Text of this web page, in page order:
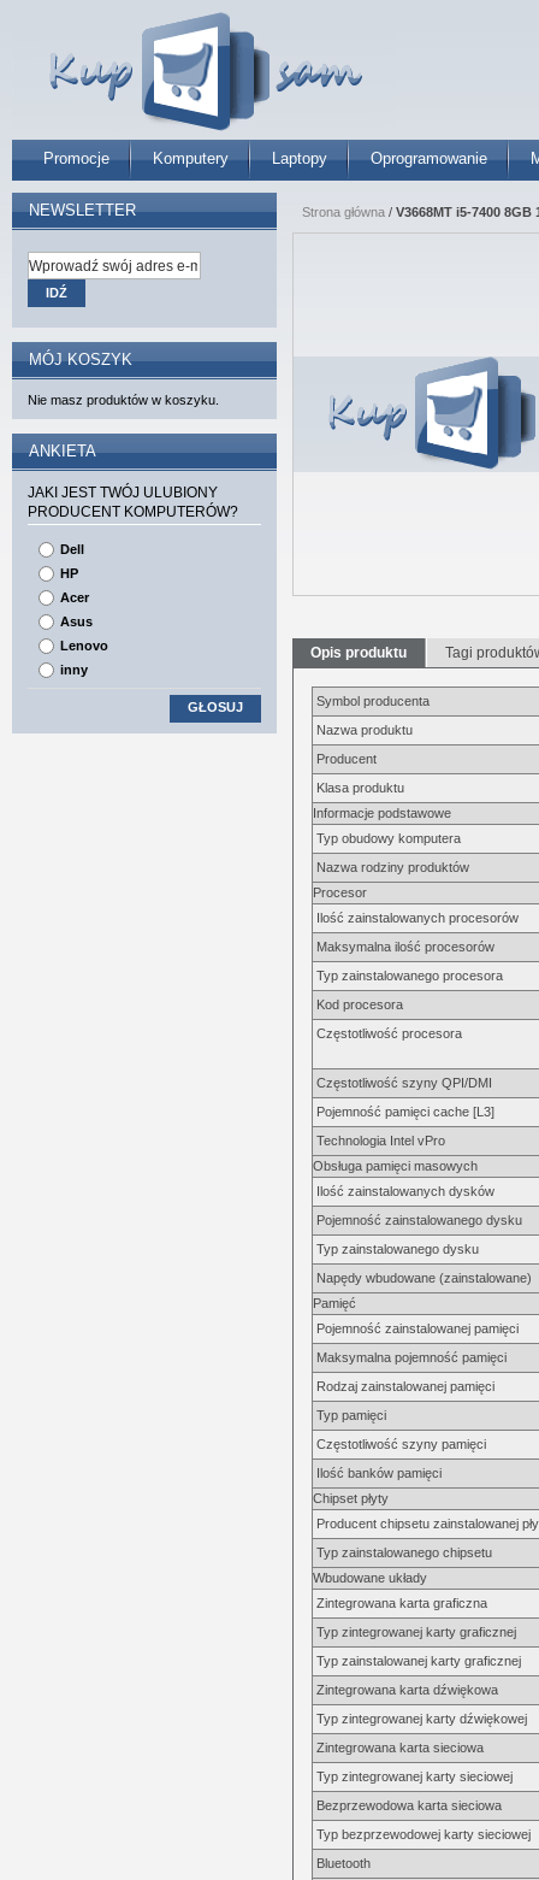
Promocje Komputery Laptopy Oprogramowanie
Strona główna / V3668MT i5-7400 8GB
Opis produktu Tagi
Symbol producenta
Nazwa produktu
Producent
Klasa produktu
Informacje podstawowe
Typ obudowy komputera
Nazwa rodziny produktów
Procesor
Ilość zainstalowanych procesorów
Maksymalna ilość procesorów
Typ zainstalowanego procesora
Kod procesora
Częstotliwość procesora
Częstotliwość szyny QPI/DMI
Pojemność pamięci cache [L3]
Technologia Intel vPro
Obsługa pamięci masowych
Ilość zainstalowanych dysków
Pojemność zainstalowanego dysku
Typ zainstalowanego dysku
Napędy wbudowane (zainstalowane)
Pamięć
Pojemność zainstalowanej pamięci
Maksymalna pojemność pamięci
Rodzaj zainstalowanej pamięci
Typ pamięci
Częstotliwość szyny pamięci
Ilość banków pamięci
Chipset płyty
Producent chipsetu zainstalowanej
Typ zainstalowanego chipsetu
Wbudowane układy
Zintegrowana karta graficzna
Typ zintegrowanej karty graficznej
Typ zainstalowanej karty graficznej
Zintegrowana karta dźwiękowa
Typ zintegrowanej karty dźwiękowej
Zintegrowana karta sieciowa
Typ zintegrowanej karty sieciowej
Bezprzewodowa karta sieciowa
Typ bezprzewodowej karty sieciowej
Bluetooth
NEWSLETTER
IDŹ
MÓJ KOSZYK
Nie masz produktów w koszyku.
ANKIETA
JAKI JEST TWÓJ ULUBIONY
PRODUCENT KOMPUTERÓW?
Dell
HP
Acer
Asus
Lenovo
inny
GŁOSUJ